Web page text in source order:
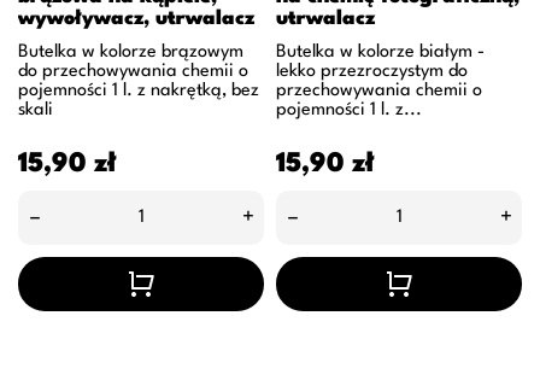
wywoływacz, utrwalacz
Butelka w kolorze brązowym
do przechowywania chemii o
pojemności 1 l. z nakrętką, bez
skali
Cena
15,90 zł
– +
utrwalacz
Butelka w kolorze białym -
lekko przezroczystym do
przechowywania chemii o
pojemności 1 l. z...
Cena
15,90 zł
– +